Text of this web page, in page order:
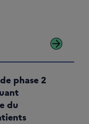
arrow_forward
phase 2
du